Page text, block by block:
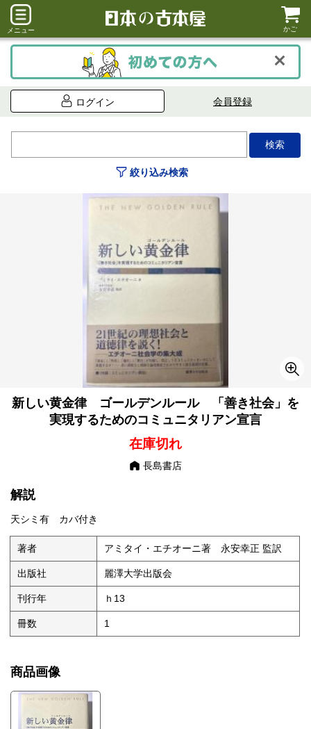
メニュー かご
ログイン 会員登録
絞り込み検索
新しい黄金律 ゴールデンルール 「善き社会」を
実現するためのコミュニタリアン宣言
在庫切れ
長島書店
解説
天シミ有 カバ付き
著者 アミタイ・エチオーニ著 永安幸正 監訳
出版社 麗澤大学出版会
刊行年 ｈ13
冊数 1
商品画像